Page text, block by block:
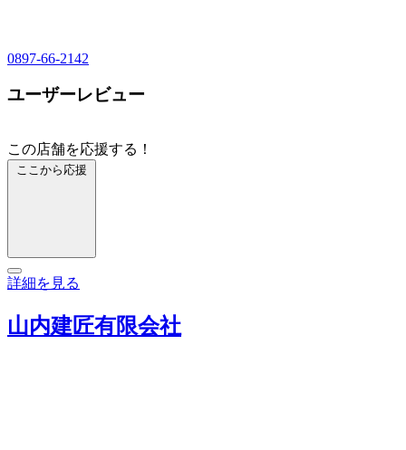
0897-66-2142
ユーザーレビュー
この店舗を応援する！
ここから応援
詳細を見る
山内建匠有限会社